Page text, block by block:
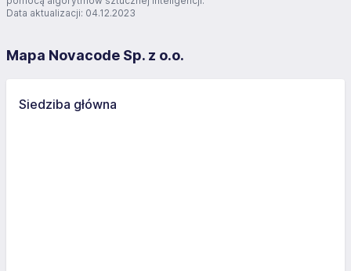
Data aktualizacji: 04.12.2023
Mapa Novacode Sp. z o.o.
Siedziba główna